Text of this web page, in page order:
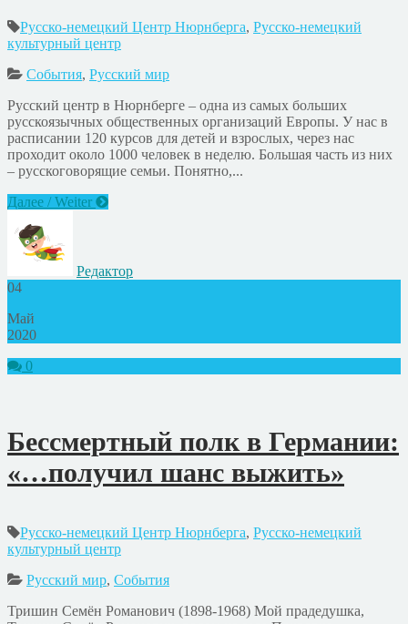
Русско-немецкий Центр Нюрнберга, Русско-немецкий
культурный центр
События, Русский мир
Русский центр в Нюрнберге – одна из самых больших
русскоязычных общественных организаций Европы. У нас в
расписании 120 курсов для детей и взрослых, через нас
проходит около 1000 человек в неделю. Большая часть из них
– русскоговорящие семьи. Понятно,...
Далее / Weiter
Редактор
04
Май
2020
0
Бессмертный полк в Германии:
«…получил шанс выжить»
Русско-немецкий Центр Нюрнберга, Русско-немецкий
культурный центр
Русский мир, События
Тришин Семён Романович (1898-1968) Мой прадедушка,